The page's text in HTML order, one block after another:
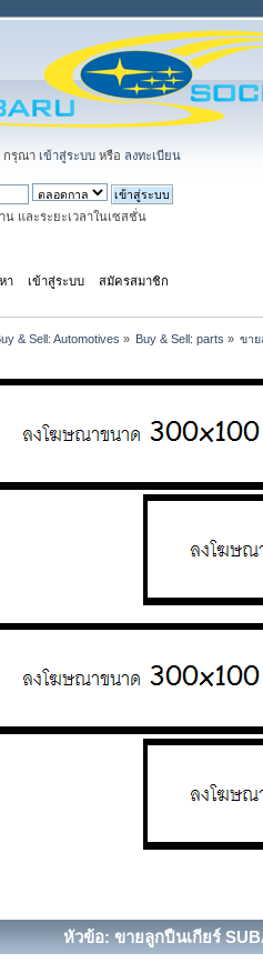
กรุณา เข้าสู่ระบบ หรือ ลงทะเบียน
และระยะเวลาในเซสชั่น
า เข้าสู่ระบบ สมัครสมาชิก
& Sell: Automotives » Buy & Sell: parts » ขาย
หัวข้อ: ขายลูกปืนเกียร์